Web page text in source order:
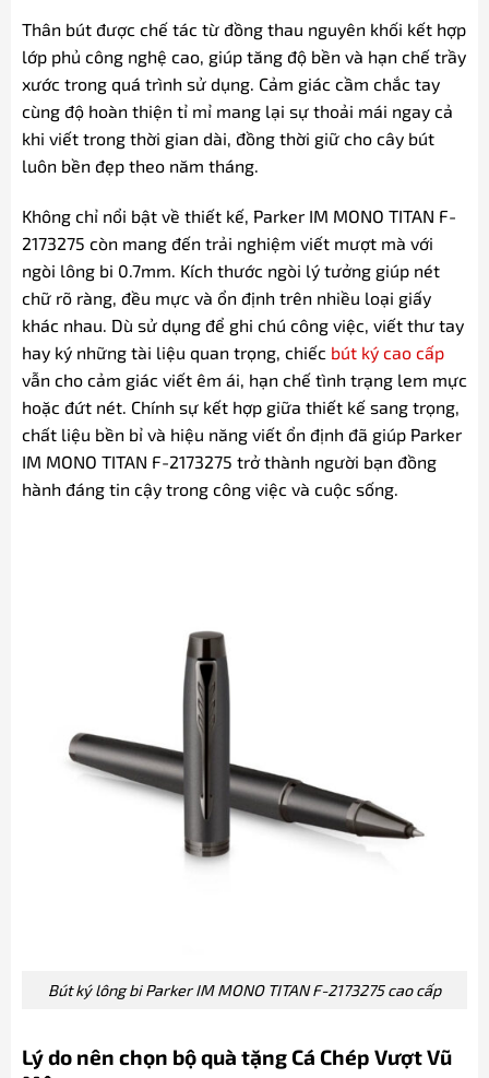
Thân bút được chế tác từ đồng thau nguyên khối kết hợp
lớp phủ công nghệ cao, giúp tăng độ bền và hạn chế trầy
xước trong quá trình sử dụng. Cảm giác cầm chắc tay
cùng độ hoàn thiện tỉ mỉ mang lại sự thoải mái ngay cả
khi viết trong thời gian dài, đồng thời giữ cho cây bút
luôn bền đẹp theo năm tháng.
Không chỉ nổi bật về thiết kế, Parker IM MONO TITAN F-
2173275 còn mang đến trải nghiệm viết mượt mà với
ngòi lông bi 0.7mm. Kích thước ngòi lý tưởng giúp nét
chữ rõ ràng, đều mực và ổn định trên nhiều loại giấy
khác nhau. Dù sử dụng để ghi chú công việc, viết thư tay
hay ký những tài liệu quan trọng, chiếc bút ký cao cấp
vẫn cho cảm giác viết êm ái, hạn chế tình trạng lem mực
hoặc đứt nét. Chính sự kết hợp giữa thiết kế sang trọng,
chất liệu bền bỉ và hiệu năng viết ổn định đã giúp Parker
IM MONO TITAN F-2173275 trở thành người bạn đồng
hành đáng tin cậy trong công việc và cuộc sống.
Bút ký lông bi Parker IM MONO TITAN F-2173275 cao cấp
Lý do nên chọn bộ quà tặng Cá Chép Vượt Vũ